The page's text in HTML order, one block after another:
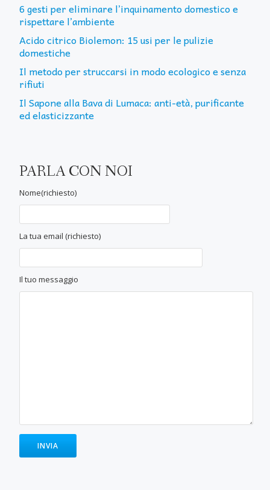
6 gesti per eliminare l’inquinamento domestico e
rispettare l’ambiente
Acido citrico Biolemon: 15 usi per le pulizie
domestiche
Il metodo per struccarsi in modo ecologico e senza
rifiuti
Il Sapone alla Bava di Lumaca: anti-età, purificante
ed elasticizzante
PARLA CON NOI
Nome(richiesto)
La tua email (richiesto)
Il tuo messaggio